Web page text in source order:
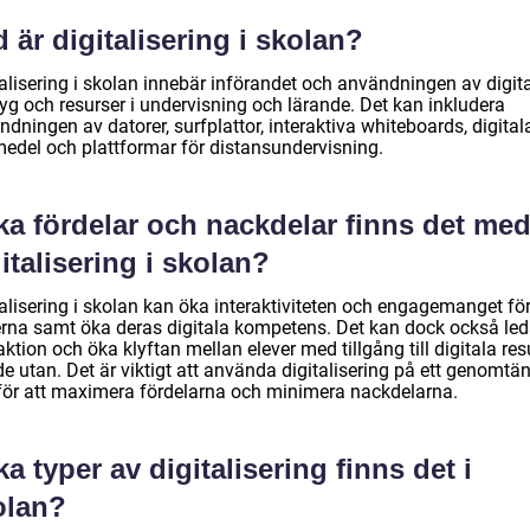
är digitalisering i skolan?
i skolan innebär införandet och användningen av
och resurser i undervisning och lärande. Det kan inkludera
av datorer, surfplattor, interaktiva whiteboards,
och plattformar för distansundervisning.
fördelar och nackdelar finns det med
i skolan?
i skolan kan öka interaktiviteten och engagemanget för
samt öka deras digitala kompetens. Det kan dock också
och öka klyftan mellan elever med tillgång till digitala
utan. Det är viktigt att använda digitalisering på ett
att maximera fördelarna och minimera nackdelarna.
typer av digitalisering finns det i